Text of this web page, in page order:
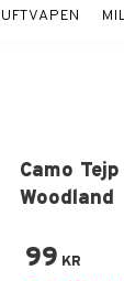
Camo
Woodland
99 KR